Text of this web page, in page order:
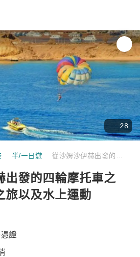
28
半/一日遊
出發的四輪摩托車之
旅以及水上運動
證